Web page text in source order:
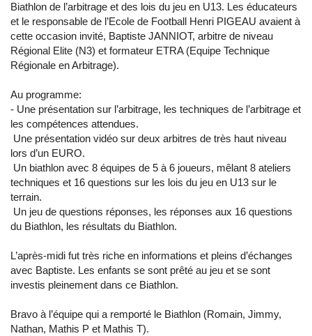
Biathlon de l’arbitrage et des lois du jeu en U13. Les éducateurs
et le responsable de l’Ecole de Football Henri PIGEAU avaient à
cette occasion invité, Baptiste JANNIOT, arbitre de niveau
Régional Elite (N3) et formateur ETRA (Equipe Technique
Régionale en Arbitrage).
Au programme:
- Une présentation sur l’arbitrage, les techniques de l’arbitrage et
les compétences attendues.
Une présentation vidéo sur deux arbitres de très haut niveau
lors d’un EURO.
Un biathlon avec 8 équipes de 5 à 6 joueurs, mêlant 8 ateliers
techniques et 16 questions sur les lois du jeu en U13 sur le
terrain.
Un jeu de questions réponses, les réponses aux 16 questions
du Biathlon, les résultats du Biathlon.
L’après-midi fut très riche en informations et pleins d’échanges
avec Baptiste. Les enfants se sont prêté au jeu et se sont
investis pleinement dans ce Biathlon.
Bravo à l’équipe qui a remporté le Biathlon (Romain, Jimmy,
Nathan, Mathis P et Mathis T).